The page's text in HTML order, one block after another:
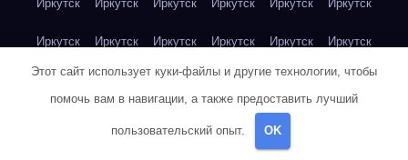
Иркутск Иркутск Иркутск Иркутск Иркутск Иркутск
Иркутск Иркутск Иркутск Иркутск Иркутск Иркутск
Иркутск Иркутск Иркутск Иркутск Иркутск Иркутск
Иркутск Йогурт
Этот сайт использует куки-файлы и другие технологии, чтобы
помочь вам в навигации, а также предоставить лучший
пользовательский опыт. OK